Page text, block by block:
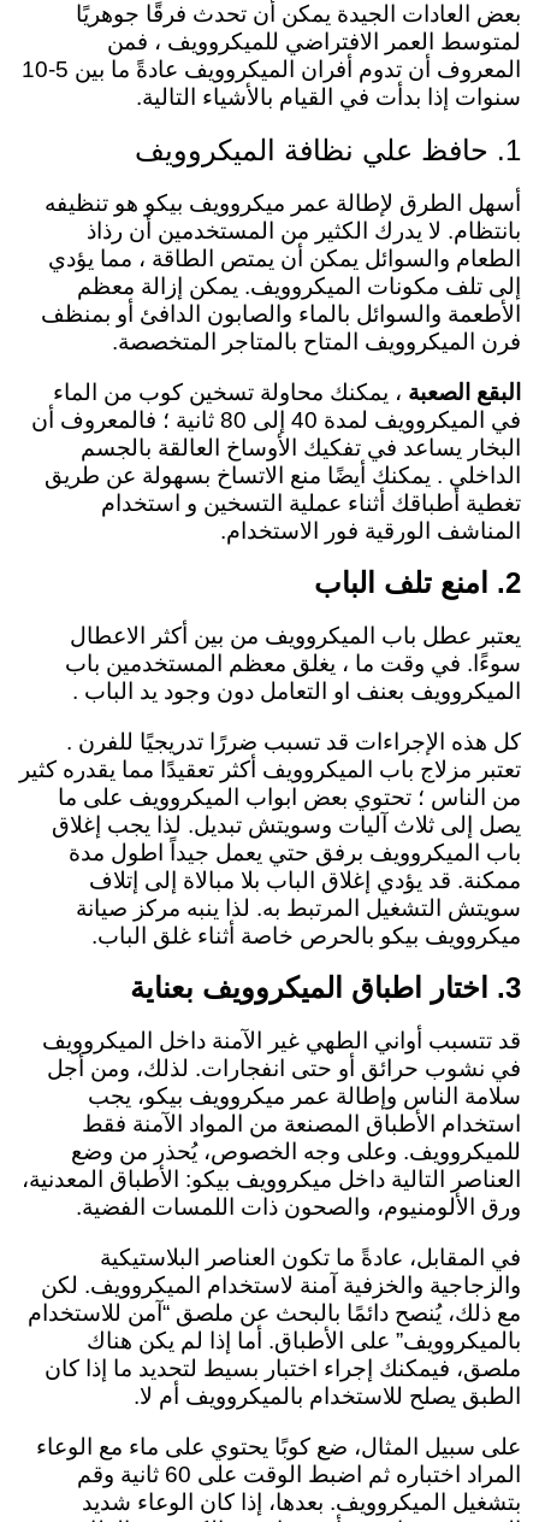
بعض العادات الجيدة يمكن أن تحدث فرقًا جوهريًا
لمتوسط العمر الافتراضي للميكروويف ​​، فمن
المعروف أن تدوم أفران الميكروويف عادةً ما بين 5-10
سنوات إذا بدأت في القيام بالأشياء التالية.
1. حافظ علي نظافة الميكروويف
أسهل الطرق لإطالة عمر ميكروويف بيكو هو تنظيفه
بانتظام. لا يدرك الكثير من المستخدمين أن رذاذ
الطعام والسوائل يمكن أن يمتص الطاقة ، مما يؤدي
إلى تلف مكونات الميكروويف. يمكن إزالة معظم
الأطعمة والسوائل بالماء والصابون الدافئ أو بمنظف
فرن الميكروويف المتاح بالمتاجر المتخصصة.
البقع الصعبة ، يمكنك محاولة تسخين كوب من الماء
في الميكروويف لمدة 40 إلى 80 ثانية ؛ فالمعروف أن
البخار يساعد في تفكيك الأوساخ العالقة بالجسم
الداخلي . يمكنك أيضًا منع الاتساخ بسهولة عن طريق
تغطية أطباقك أثناء عملية التسخين و استخدام
المناشف الورقية فور الاستخدام.
2. امنع تلف الباب
يعتبر عطل باب الميكروويف من بين أكثر الاعطال
سوءًا. في وقت ما ، يغلق معظم المستخدمين باب
الميكروويف بعنف او التعامل دون وجود يد الباب .
كل هذه الإجراءات قد تسبب ضررًا تدريجيًا للفرن .
تعتبر مزلاج باب الميكروويف أكثر تعقيدًا مما يقدره كثير
من الناس ؛ تحتوي بعض ابواب الميكروويف على ما
يصل إلى ثلاث آليات وسويتش تبديل. لذا يجب إغلاق
باب الميكروويف برفق حتي يعمل جيداً اطول مدة
ممكنة. قد يؤدي إغلاق الباب بلا مبالاة إلى إتلاف
سويتش التشغيل المرتبط به. لذا ينبه مركز صيانة
ميكروويف بيكو بالحرص خاصة أثناء غلق الباب.
3. اختار اطباق الميكروويف بعناية
قد تتسبب أواني الطهي غير الآمنة داخل الميكروويف
في نشوب حرائق أو حتى انفجارات. لذلك، ومن أجل
سلامة الناس وإطالة عمر ميكروويف بيكو، يجب
استخدام الأطباق المصنعة من المواد الآمنة فقط
للميكروويف. وعلى وجه الخصوص، يُحذر من وضع
العناصر التالية داخل ميكروويف بيكو: الأطباق المعدنية،
ورق الألومنيوم، والصحون ذات اللمسات الفضية.
في المقابل، عادةً ما تكون العناصر البلاستيكية
والزجاجية والخزفية آمنة لاستخدام الميكروويف. لكن
مع ذلك، يُنصح دائمًا بالبحث عن ملصق “آمن للاستخدام
بالميكروويف” على الأطباق. أما إذا لم يكن هناك
ملصق، فيمكنك إجراء اختبار بسيط لتحديد ما إذا كان
الطبق يصلح للاستخدام بالميكروويف أم لا.
على سبيل المثال، ضع كوبًا يحتوي على ماء مع الوعاء
المراد اختباره ثم اضبط الوقت على 60 ثانية وقم
بتشغيل الميكروويف. بعدها، إذا كان الوعاء شديد